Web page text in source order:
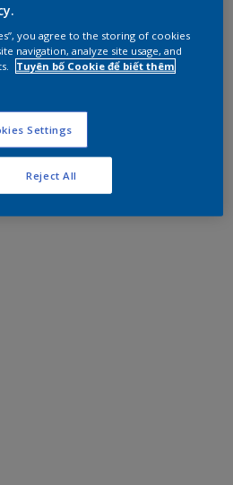
you agree to the storing of cookies
navigation, analyze site usage, and
Tuyên bố Cookie để biết thêm
Settings
Reject All